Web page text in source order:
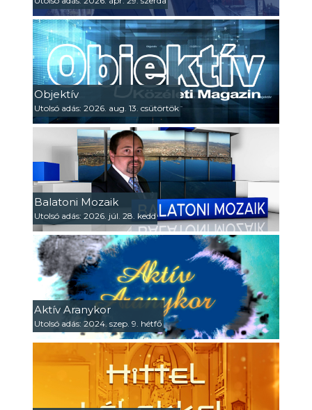
Objektív
Utolsó adás: 2026. aug. 13. csütörtök
Balatoni Mozaik
Utolsó adás: 2026. júl. 28. kedd
Aktív Aranykor
Utolsó adás: 2024. szep. 9. hétfő